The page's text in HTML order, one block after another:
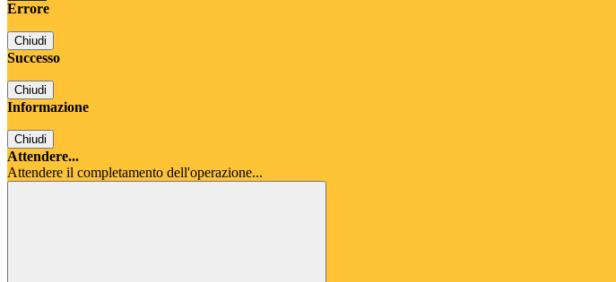
Errore
Chiudi
Successo
Chiudi
Informazione
Chiudi
Attendere...
Attendere il completamento dell'operazione...